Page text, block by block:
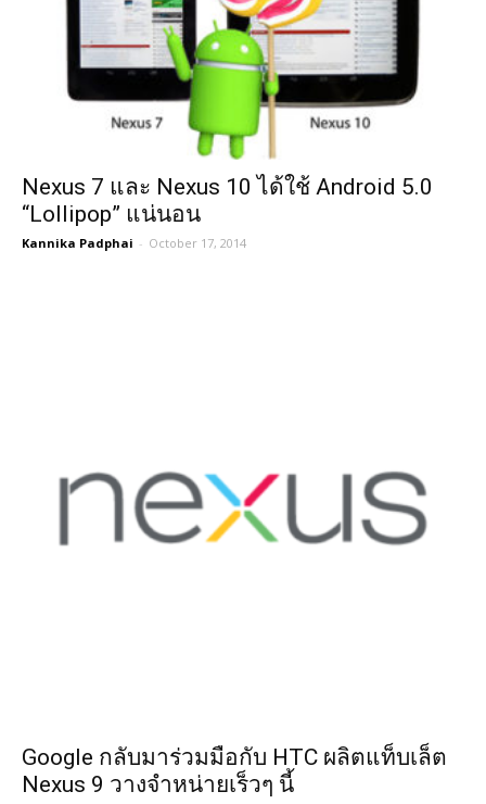
Nexus 7 และ Nexus 10 ได้ใช้ Android 5.0
“Lollipop” แน่นอน
Kannika Padphai - October 17, 2014
Google กลับมาร่วมมือกับ HTC ผลิตแท็บเล็ต
Nexus 9 วางจำหน่ายเร็วๆ นี้